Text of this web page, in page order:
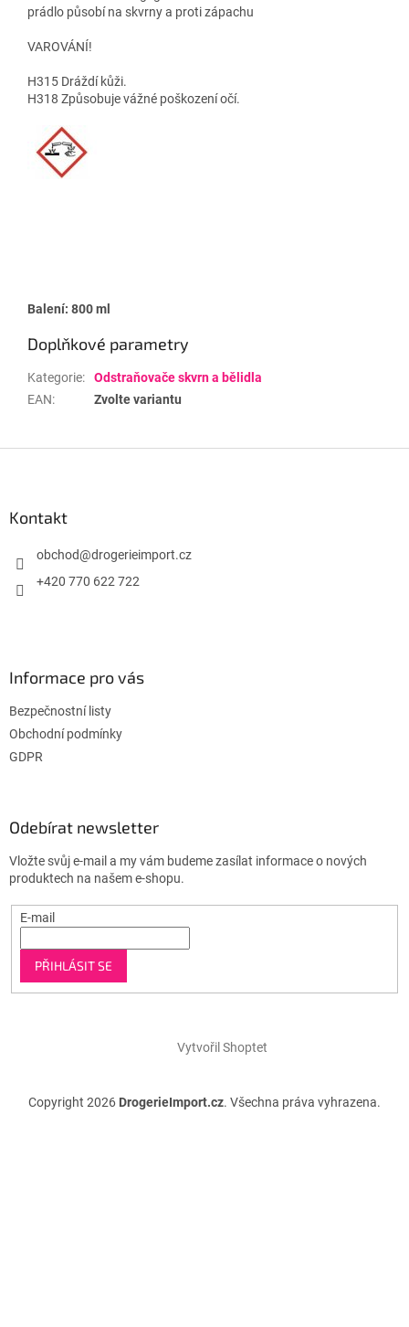
prádlo působí na skvrny a proti zápachu
VAROVÁNÍ!
H315 Dráždí kůži.
H318 Způsobuje vážné poškození očí.
Balení: 800 ml
Doplňkové parametry
Kategorie:
Odstraňovače skvrn a bělidla
EAN: Zvolte variantu
Kontakt
obchod@drogerieimport.cz
+420 770 622 722
Informace pro vás
Bezpečnostní listy
Obchodní podmínky
GDPR
Odebírat newsletter
Vložte svůj e-mail a my vám budeme zasílat informace o nových
produktech na našem e-shopu.
E-mail
PŘIHLÁSIT SE
Vytvořil Shoptet
Copyright 2026 DrogerieImport.cz. Všechna práva vyhrazena.